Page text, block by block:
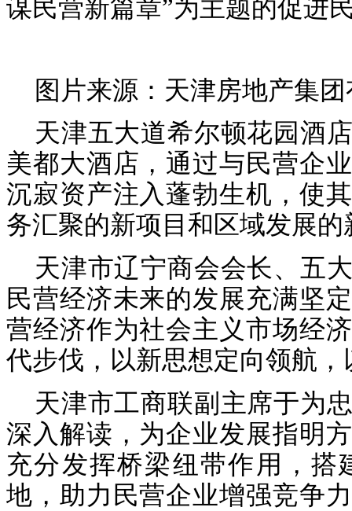
谋民营新篇章”为主题的促进
图片来源：天津房地产集
天津五大道希尔顿花园酒
美都大酒店，通过与民营企
沉寂资产注入蓬勃生机，使
务汇聚的新项目和区域发展的
天津市辽宁商会会长、五
民营经济未来的发展充满坚
营经济作为社会主义市场经
代步伐，以新思想定向领航
天津市工商联副主席于为
深入解读，为企业发展指明
充分发挥桥梁纽带作用，
地，助力民营企业增强竞争